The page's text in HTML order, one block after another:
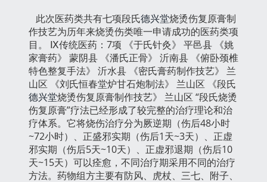
此次医药类共有七项段氏德兴堂烧烫伤复原膏制
作技艺为历年来烧烫伤类唯一申请成功的医药类项
目。 Ⅸ传统医药：7项 《于氏针灸》 平邑县 《姚
家膏药》 蒙阴县 《潘氏正骨》 沂南县 《俯卧颈椎
特色整复手法》 沂水县 《密氏膏药制作技艺》 兰
山区 《刘氏恒春堂炉甘石炮制法》 兰山区 《段氏
德兴堂烧烫伤复原膏制作技艺》 兰山区 “段氏烧烫
伤复原膏”疗法已经形成了较完整的治疗理论和治
疗体系。它将烧伤治疗分为厥逆期（伤后48小时
~72小时）、正盛邪实期（伤后1天~3天）、正虚
邪实期（伤后5天~10天）、正虚邪退期（伤后10
天~15天）可以痊愈，不同治疗期采用不同的治疗
方法。药物组方主要有防风、虎杖、三七、附子、